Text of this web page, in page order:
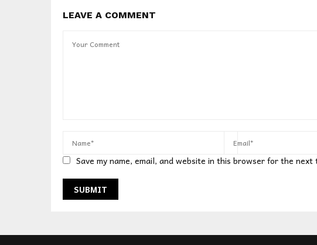
LEAVE A COMMENT
Save my name, email, and website in this browser for the next